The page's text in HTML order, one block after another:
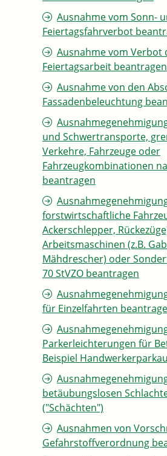
Ausnahme vom Sonn-
Feiertagsfahrverbot
Ausnahme vom Verbot
Feiertagsarbeit beantragen
Ausnahme von den
Fassadenbeleuchtung
und Schwertransporte,
Verkehre, Fahrzeuge oder
Fahrzeugkombinationen
beantragen
forstwirtschaftliche
Ackerschlepper,
Arbeitsmaschinen (z.B.
Mähdrescher) oder
70 StVZO beantragen
für Einzelfahrten
Parkerleichterungen für
Beispiel
betäubungslosen
("Schächten")
Ausnahmen von
Gefahrstoffverordnung